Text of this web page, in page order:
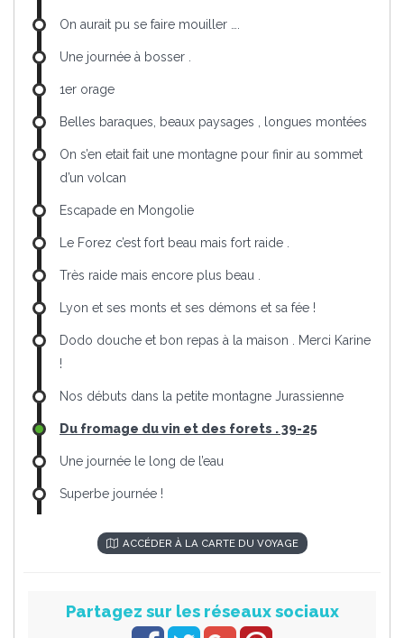
On aurait pu se faire mouiller ….
Une journée à bosser .
1er orage
Belles baraques, beaux paysages , longues montées
On s’en etait fait une montagne pour finir au sommet
d’un volcan
Escapade en Mongolie
Le Forez c’est fort beau mais fort raide .
Très raide mais encore plus beau .
Lyon et ses monts et ses démons et sa fée !
Dodo douche et bon repas à la maison . Merci Karine
!
Nos débuts dans la petite montagne Jurassienne
Du fromage du vin et des forets . 39-25
Une journée le long de l’eau
Superbe journée !
ACCÉDER À LA CARTE DU VOYAGE
Partagez sur les réseaux sociaux